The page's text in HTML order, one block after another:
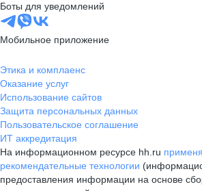
Боты для уведомлений
Мобильное приложение
Этика и комплаенс
Оказание услуг
Использование сайтов
Защита персональных данных
Пользовательское соглашение
ИТ аккредитация
На информационном ресурсе hh.ru
рекомендательные технологии
предоставления информации на основе